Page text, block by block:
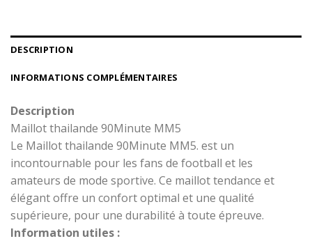
DESCRIPTION
INFORMATIONS COMPLÉMENTAIRES
Description
Maillot thailande 90Minute MM5
Le Maillot thailande 90Minute MM5. est un
incontournable pour les fans de football et les
amateurs de mode sportive. Ce maillot tendance et
élégant offre un confort optimal et une qualité
supérieure, pour une durabilité à toute épreuve.
Information utiles :